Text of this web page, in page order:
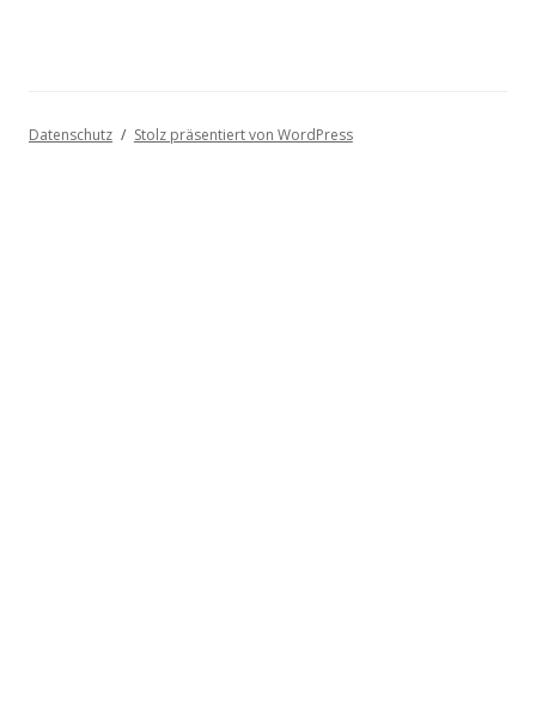
Datenschutz Stolz präsentiert von WordPress